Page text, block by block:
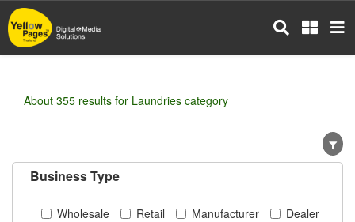
Skip
to
main
About 355 results for Laundries category
Business Type
Wholesale Retail Manufacturer
Dealer